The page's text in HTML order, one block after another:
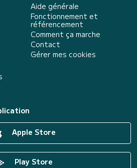
Aide générale
Fonctionnement et
référencement
Comment ça marche
Contact
Gérer mes cookies
Apple Store
Play Store